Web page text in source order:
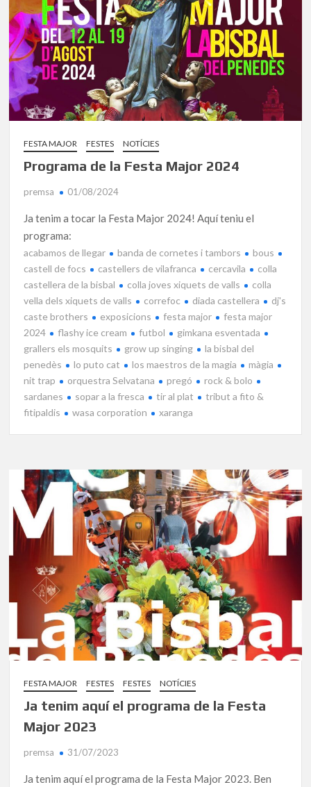
FESTA MAJOR FESTES NOTÍCIES
Programa de la Festa Major 2024
premsa 01/08/2024
Ja tenim a tocar la Festa Major 2024! Aquí teniu el
programa:
acabamos de llegar banda de cornetes i tambors
bous
castell de focs
castellers de vilafranca cercavila
colla
castellera de la bisbal
colla joves xiquets de valls
colla
vella dels xiquets de valls
correfoc diada castellera
dj's
caste brothers
exposicions festa major
festa major
2024
flashy ice cream futbol
gimkana esventada
grallers els mosquits
grow up singing
la bisbal del
penedès
lo puto cat los maestros de la magia
màgia
nit trap
orquestra Selvatana pregó
rock & bolo
sardanes
sopar a la fresca tir al plat
tribut a fito &
fitipaldis
wasa corporation xaranga
FESTA MAJOR FESTES FESTES NOTÍCIES
Ja tenim aquí el programa de la Festa
Major 2023
premsa 31/07/2023
Ja tenim aquí el programa de la Festa Major 2023. Ben